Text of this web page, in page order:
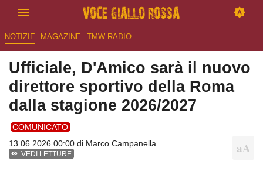
NOTIZIE MAGAZINE TMW RADIO
Ufficiale, D'Amico sarà il nuovo
direttore sportivo della Roma
dalla stagione 2026/2027
COMUNICATO
13.06.2026 00:00 di Marco Campanella
VEDI LETTURE